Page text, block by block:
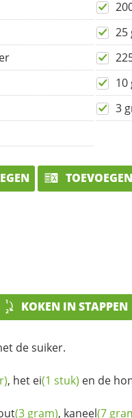
25
3
KOKEN IN STAPPEN
de suiker.
, het ei(1 stuk) en de
(3 gram), kaneel(7